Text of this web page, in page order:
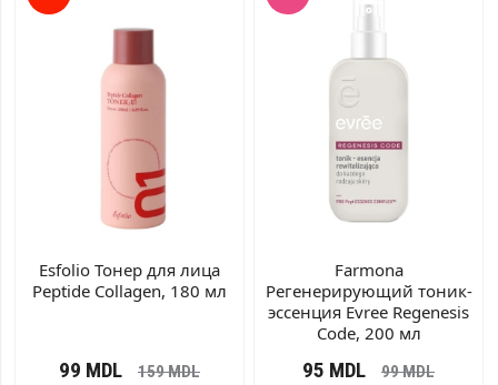
Esfolio Тонер для лица
Peptide Collagen, 180 мл
99 MDL 159MDL
Farmona
Регенерирующий тоник-
эссенция Evree Regenesis
Code, 200 мл
95 MDL 99MDL